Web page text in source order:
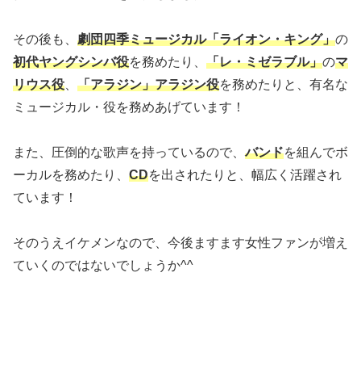
その後も、 劇団四季ミュージカル「ライオン・キング」の
初代ヤングシンバ役を務めたり、 「レ・ミゼラブル」のマ
リウス役
「アラジン」アラジン役を務めたりと、有名な
ミュージカル・役を務めあげています！
また、圧倒的な歌声を持っているので、バンドを組んでボ
ーカルを務めたり、 CDを出されたりと、幅広く活躍され
ています！
そのうえイケメンなので、今後ますます女性ファンが増え
ていくのではないでしょうか^^